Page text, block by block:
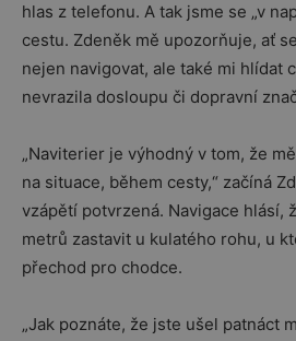
hlas z telefonu. A tak jsme se „v
cestu. Zdeněk mě upozorňuje, ať
nejen navigovat, ale také mi hlídat
nevrazila dosloupu či dopravní
„Naviterier je výhodný v tom, že
na situace, během cesty,“ začíná
vzápětí potvrzená. Navigace hlásí,
metrů zastavit u kulatého rohu, u
přechod pro chodce.
„Jak poznáte, že jste ušel patnáct